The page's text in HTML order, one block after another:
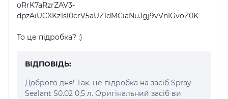
oRrK7aRzrZAV3-
dpzAiUCXKz1sl0crV5aUZ1dMCiaNuJgj9vVnIGvoZ0K
То це підробка? :)
ВІДПОВІДЬ:
Доброго дня! Так. це підробка на засіб Spray
Sealant S0.02 0,5 л. Оригінальний засіб ви